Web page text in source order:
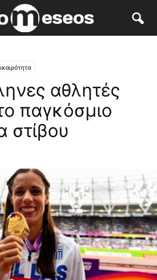
αθλητές
παγκόσμιο
στίβου